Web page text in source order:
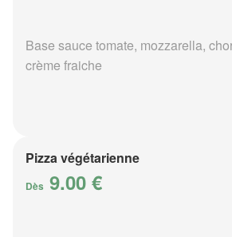
Base sauce tomate, mozzarella,
crème fraiche
Pizza végétarienne
Dès 9.00 €